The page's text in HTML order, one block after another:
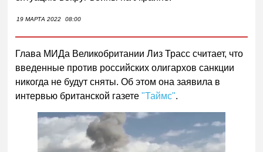
19 МАРТА 2022 08:00
Глава МИДа Великобритании Лиз Трасс считает, что
введенные против российских олигархов санкции
никогда не будут сняты. Об этом она заявила в
интервью британской газете"Таймс".